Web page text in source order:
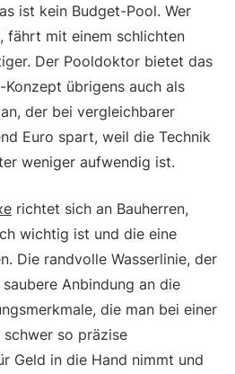
ist kein Budget-Pool. Wer
fährt mit einem schlichten
Der Pooldoktor bietet das
übrigens auch als
der bei vergleichbarer
Euro spart, weil die Technik
weniger aufwendig ist.
richtet sich an Bauherren,
wichtig ist und die eine
Die randvolle Wasserlinie, der
Anbindung an die
die man bei einer
so präzise
Geld in die Hand nimmt und